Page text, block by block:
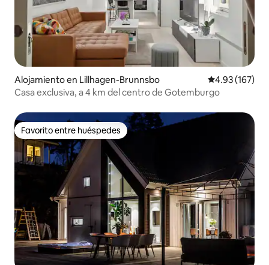
Alojamiento en Lillhagen-Brunnsbo Calificación
4.93 (167)
Casa exclusiva, a 4 km del centro de Gotemburgo
Favorito entre huéspedes
Favorito entre huéspedes